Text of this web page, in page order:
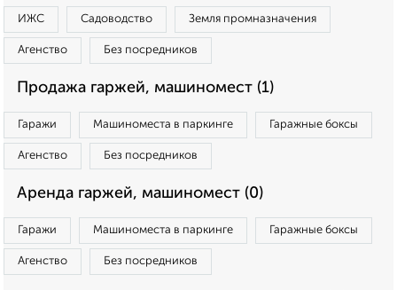
ИЖС Садоводство Земля промназначения
Агенство Без посредников
Продажа гаржей, машиномест (1)
Гаражи Машиноместа в паркинге Гаражные боксы
Агенство Без посредников
Аренда гаржей, машиномест (0)
Гаражи Машиноместа в паркинге Гаражные боксы
Агенство Без посредников